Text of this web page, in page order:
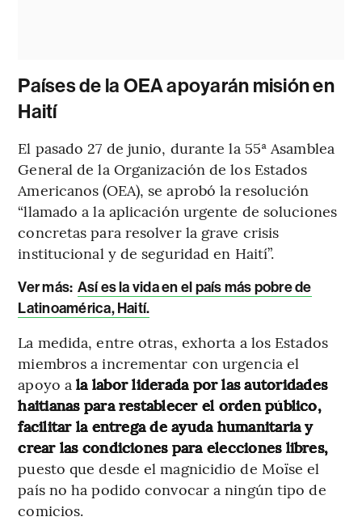
Países de la OEA apoyarán misión en
Haití
El pasado 27 de junio, durante la 55ª Asamblea
General de la Organización de los Estados
Americanos (OEA), se aprobó la resolución
“llamado a la aplicación urgente de soluciones
concretas para resolver la grave crisis
institucional y de seguridad en Haití”.
Ver más: Así es la vida en el país más pobre de
Latinoamérica, Haití.
La medida, entre otras, exhorta a los Estados
miembros a incrementar con urgencia el
apoyo ala labor liderada por las autoridades
haitianas para restablecer el orden público,
facilitar la entrega de ayuda humanitaria y
crear las condiciones para elecciones libres,
puesto que desde el magnicidio de Moïse el
país no ha podido convocar a ningún tipo de
comicios.